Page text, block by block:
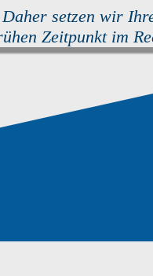
setzen wir
Zeitpunkt im